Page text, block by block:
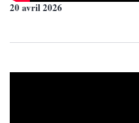
20 avril 2026